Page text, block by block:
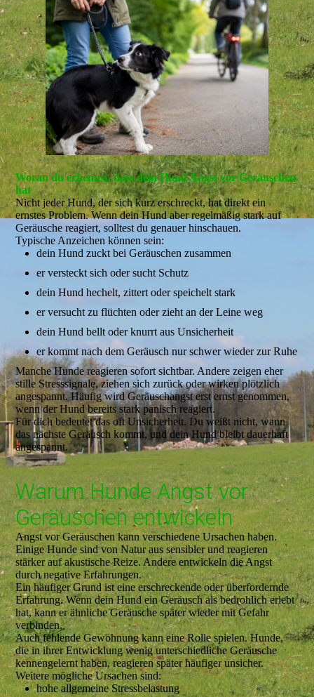
Woran du erkennst, dass dein Hund Angst vor Geräuschen
hat
Nicht jeder Hund, der sich kurz erschreckt, hat direkt ein
ernstes Problem. Wenn dein Hund aber regelmäßig stark auf
Geräusche reagiert, solltest du genauer hinschauen.
Typische Anzeichen können sein:
dein Hund zuckt bei Geräuschen zusammen
er versteckt sich oder sucht Schutz
dein Hund hechelt, zittert oder speichelt stark
er versucht zu flüchten oder zieht an der Leine weg
dein Hund bellt oder knurrt aus Unsicherheit
er kommt nach dem Geräusch nur schwer wieder zur Ruhe
Manche Hunde reagieren sofort sichtbar. Andere zeigen eher
stille Stresssignale, ziehen sich zurück oder wirken plötzlich
angespannt. Häufig wird Geräuschangst erst ernst genommen,
wenn der Hund bereits stark panisch reagiert.
Für dich bedeutet das oft Unsicherheit. Du weißt nicht, wann
das nächste Geräusch kommt, und dein Hund bleibt dauerhaft
angespannt.
Warum Hunde Angst vor
Geräuschen entwickeln
Angst vor Geräuschen kann verschiedene Ursachen haben.
Einige Hunde sind von Natur aus sensibler und reagieren
stärker auf akustische Reize. Andere entwickeln die Angst
durch negative Erfahrungen.
Ein häufiger Grund ist eine erschreckende oder überfordernde
Erfahrung. Wenn dein Hund ein Geräusch als bedrohlich erlebt
hat, kann er ähnliche Geräusche später wieder mit Gefahr
verbinden.
Auch fehlende Gewöhnung kann eine Rolle spielen. Hunde,
die in ihrer Entwicklung wenig unterschiedliche Geräusche
kennengelernt haben, reagieren später häufiger unsicher.
Weitere mögliche Ursachen sind:
hohe allgemeine Stressbelastung